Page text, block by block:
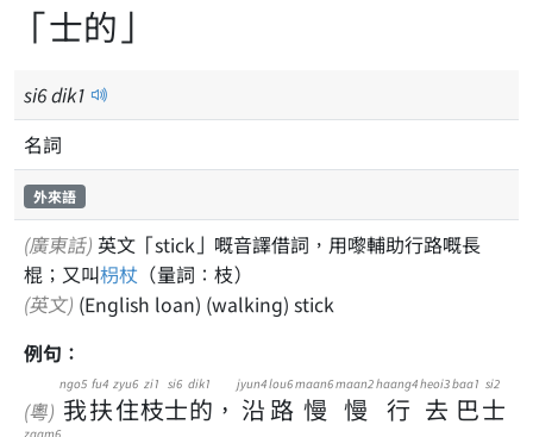
「士的」
si6dik1
名詞
外來語
(廣東話)
棍；又叫枴杖 （量詞：枝）
(英文) (English loan) (walking) stick
例句：
(粵) 我
ngo5
扶
fu4
住
zyu6
枝
zi1
士
si6
的
dik1
， 沿
jyun4
路
lou6
慢
maan6
慢
maan2
行
haang4
去
heoi3
巴
baa1
士
si2
zaam6